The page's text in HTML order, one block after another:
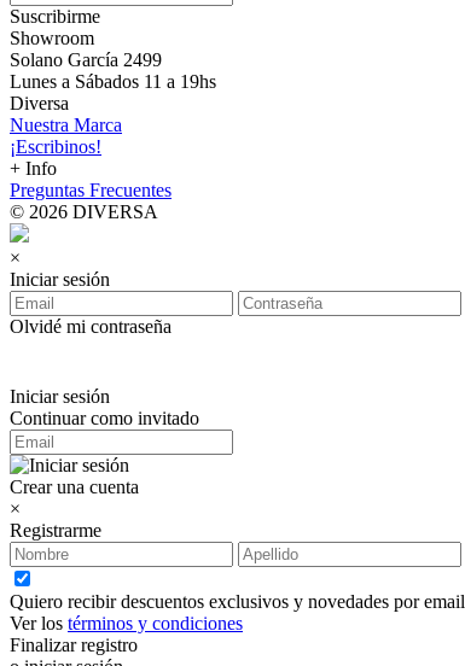
Suscribirme
Showroom
Solano García 2499
Lunes a Sábados 11 a 19hs
Diversa
Nuestra Marca
¡Escribinos!
+ Info
Preguntas Frecuentes
© 2026 DIVERSA
×
Iniciar sesión
Olvidé mi contraseña
Iniciar sesión
Continuar como invitado
Crear una cuenta
×
Registrarme
Quiero recibir descuentos exclusivos y novedades por email
Ver los términos y condiciones
Finalizar registro